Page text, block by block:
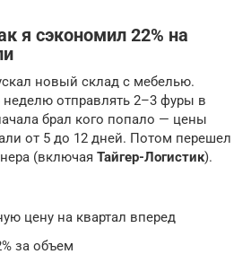
я сэкономил 22% на
новый склад с мебелью.
отправлять 2–3 фуры в
брал кого попало — цены
от 5 до 12 дней. Потом перешел
(включая Тайгер-Логистик).
цену на квартал вперед
за объем